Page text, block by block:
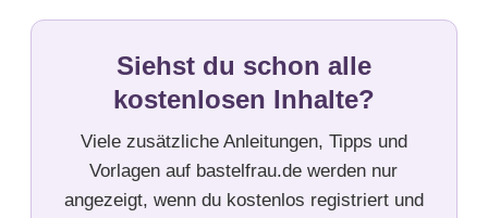
Siehst du schon alle
kostenlosen Inhalte?
Viele zusätzliche Anleitungen, Tipps und
Vorlagen auf bastelfrau.de werden nur
angezeigt, wenn du kostenlos registriert und